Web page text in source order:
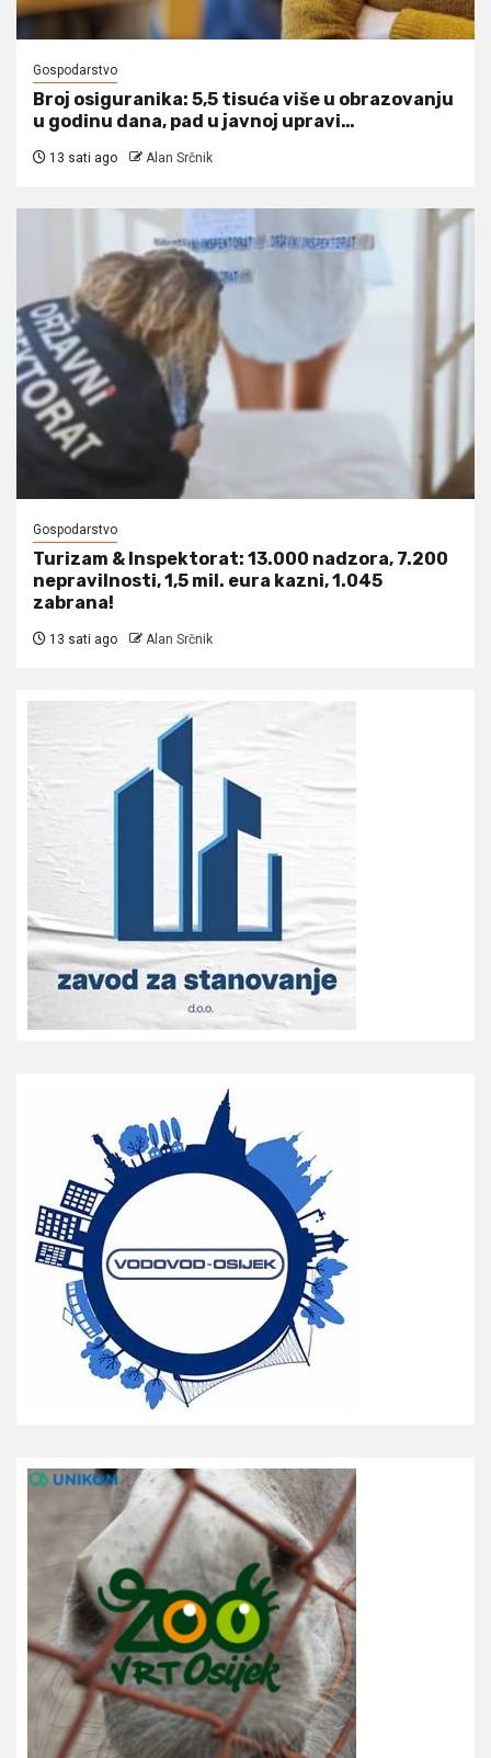
Gospodarstvo
Broj osiguranika: 5,5 tisuća više u obrazovanju
u godinu dana, pad u javnoj upravi…
13 sati ago Alan Srčnik
Gospodarstvo
Turizam & Inspektorat: 13.000 nadzora, 7.200
nepravilnosti, 1,5 mil. eura kazni, 1.045
zabrana!
13 sati ago Alan Srčnik